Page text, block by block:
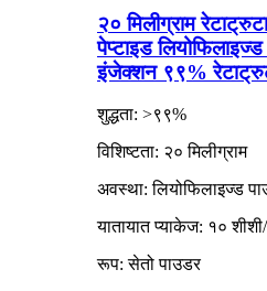
२० मिलीग्राम
पेप्टाइड
इंजेक्शन ९९%
शुद्धता: >९९%
विशिष्टता: २० मिलीग्राम
अवस्था: लियोफिलाइज्ड
यातायात प्याकेज: १०
रूप: सेतो पाउडर